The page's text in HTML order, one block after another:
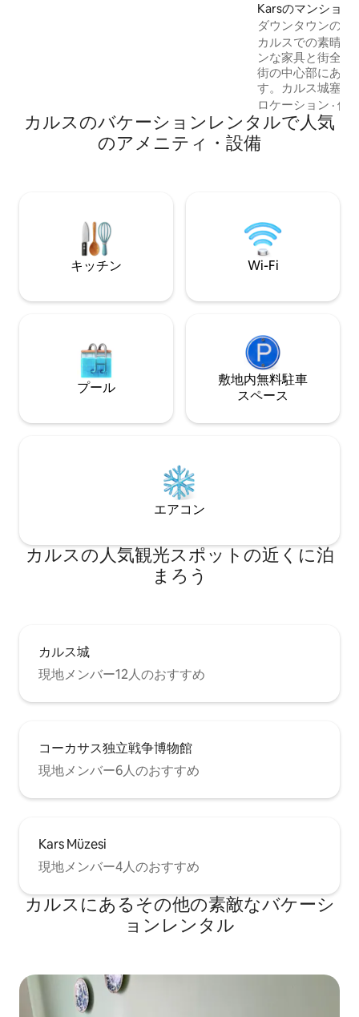
Karsのマンション
ダウンタウンのシ
ト-マサルパーク1
カルスでの素晴ら
ンな家具と街全体の
街の中心部にある
す。カルス城塞ま
ズ博物館まで650メ
全で静かです ス
近い 駅まで徒歩
で車で15分（6km） - 毎日のツアー
ロケーション ·価
カルスのバケーションレンタルで人気
のアメニティ・設備
キッチン Wi-Fi
プール
敷地内無料駐⁠車
ス⁠ペ⁠ー⁠ス
エアコン
カルスの人気観光スポットの近くに泊
まろう
カルス城
現地メンバー12人のおすすめ
コーカサス独立戦争博物館
現地メンバー6人のおすすめ
Kars Müzesi
現地メンバー4人のおすすめ
カルスにあるその他の素敵なバケーシ
ョンレンタル